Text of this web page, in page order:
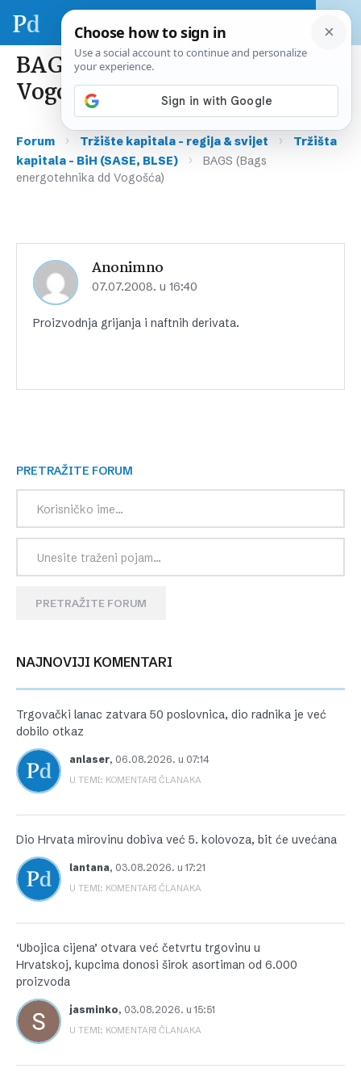
BAGS (Bags energotehnika dd
Vogošća)
Forum › Tržište kapitala – regija & svijet ›
Tržišta
kapitala – BiH (SASE, BLSE)
›
BAGS (Bags
energotehnika dd Vogošća)
Anonimno
07.07.2008. u 16:40
Proizvodnja grijanja i naftnih derivata.
PRETRAŽITE FORUM
PRETRAŽITE FORUM
NAJNOVIJI KOMENTARI
Trgovački lanac zatvara 50 poslovnica, dio radnika je već
dobilo otkaz
anlaser, 06.08.2026. u 07:14
U TEMI: KOMENTARI ČLANAKA
Dio Hrvata mirovinu dobiva već 5. kolovoza, bit će uvećana
lantana, 03.08.2026. u 17:21
U TEMI: KOMENTARI ČLANAKA
‘Ubojica cijena’ otvara već četvrtu trgovinu u
Hrvatskoj, kupcima donosi širok asortiman od 6.000
proizvoda
jasminko, 03.08.2026. u 15:51
U TEMI: KOMENTARI ČLANAKA